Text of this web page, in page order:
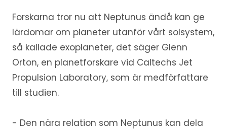
Forskarna tror nu att Neptunus ändå kan ge
lärdomar om planeter utanför vårt solsystem,
så kallade exoplaneter, det säger Glenn
Orton, en planetforskare vid Caltechs Jet
Propulsion Laboratory, som är medförfattare
till studien.
- Den nära relation som Neptunus kan dela